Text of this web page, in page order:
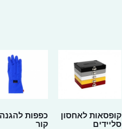
קופסאות לאחסון
סליידים
כפפות
קור